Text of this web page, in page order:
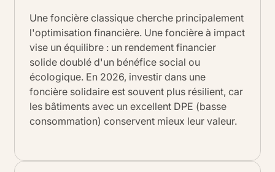
Une foncière classique cherche principalement
l'optimisation financière. Une foncière à impact
vise un équilibre : un rendement financier
solide doublé d'un bénéfice social ou
écologique. En 2026, investir dans une
foncière solidaire est souvent plus résilient, car
les bâtiments avec un excellent DPE (basse
consommation) conservent mieux leur valeur.